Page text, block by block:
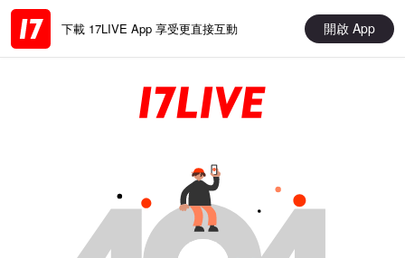
下載 17LIVE App 享受更直接互動 開啟 App